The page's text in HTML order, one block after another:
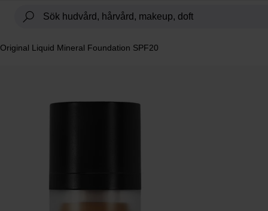
Original Liquid Mineral Foundation SPF20